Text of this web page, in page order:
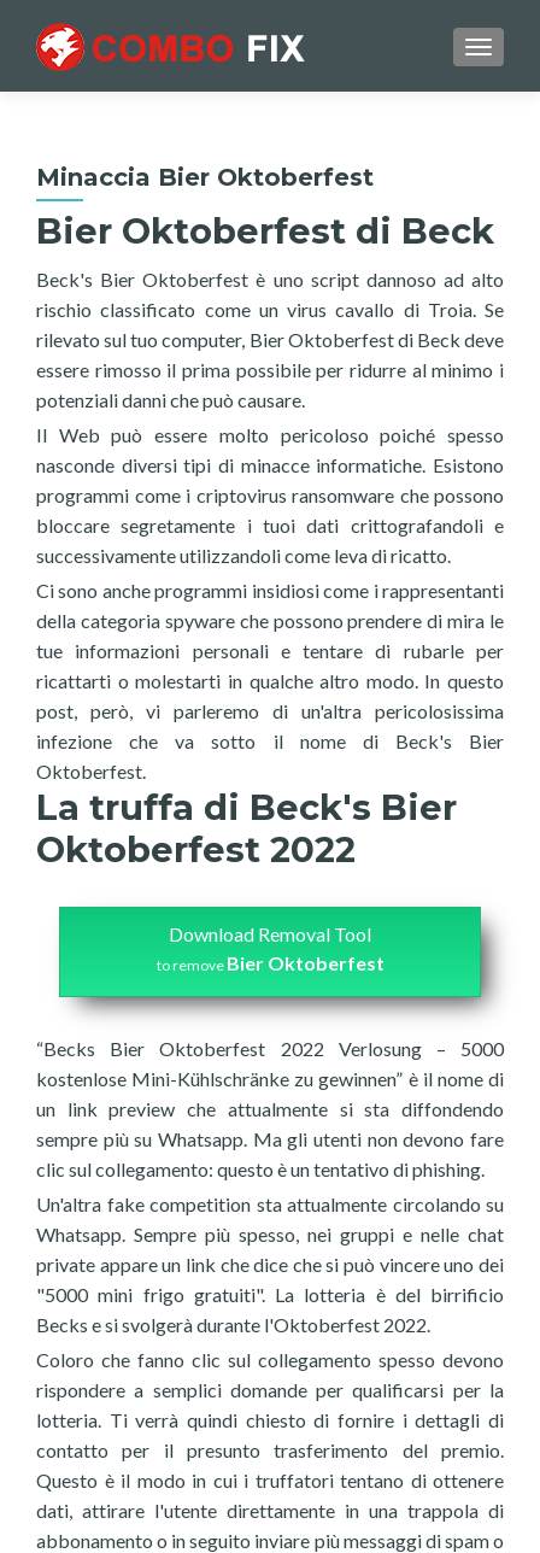
Minaccia Bier Oktoberfest
Bier Oktoberfest di Beck
Beck's Bier Oktoberfest è uno script dannoso ad alto
rischio classificato come un virus cavallo di Troia. Se
rilevato sul tuo computer, Bier Oktoberfest di Beck deve
essere rimosso il prima possibile per ridurre al minimo i
potenziali danni che può causare.
Il Web può essere molto pericoloso poiché spesso
nasconde diversi tipi di minacce informatiche. Esistono
programmi come i criptovirus ransomware che possono
bloccare segretamente i tuoi dati crittografandoli e
successivamente utilizzandoli come leva di ricatto.
Ci sono anche programmi insidiosi come i rappresentanti
della categoria spyware che possono prendere di mira le
tue informazioni personali e tentare di rubarle per
ricattarti o molestarti in qualche altro modo. In questo
post, però, vi parleremo di un'altra pericolosissima
infezione che va sotto il nome di Beck's Bier
Oktoberfest.
La truffa di Beck's Bier
Oktoberfest 2022
Download Removal Tool
to remove Bier Oktoberfest
“Becks Bier Oktoberfest 2022 Verlosung – 5000
kostenlose Mini-Kühlschränke zu gewinnen” è il nome di
un link preview che attualmente si sta diffondendo
sempre più su Whatsapp. Ma gli utenti non devono fare
clic sul collegamento: questo è un tentativo di phishing.
Un'altra fake competition sta attualmente circolando su
Whatsapp. Sempre più spesso, nei gruppi e nelle chat
private appare un link che dice che si può vincere uno dei
"5000 mini frigo gratuiti". La lotteria è del birrificio
Becks e si svolgerà durante l'Oktoberfest 2022.
Coloro che fanno clic sul collegamento spesso devono
rispondere a semplici domande per qualificarsi per la
lotteria. Ti verrà quindi chiesto di fornire i dettagli di
contatto per il presunto trasferimento del premio.
Questo è il modo in cui i truffatori tentano di ottenere
dati, attirare l'utente direttamente in una trappola di
abbonamento o in seguito inviare più messaggi di spam o